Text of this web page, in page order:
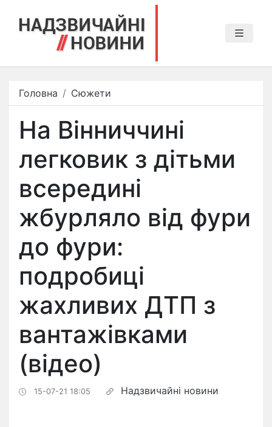
Головна Сюжети
На Вінниччині
легковик з дітьми
всередині
жбурляло від фури
до фури:
подробиці
жахливих ДТП з
вантажівками
(відео)
15-07-21 18:05 Надзвичайні новини